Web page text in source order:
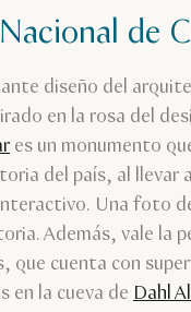
de
diseño del
en la rosa del
es un monumento
del país, al llevar
Una foto
Además, vale la
que cuenta con
en la cueva de Dahl